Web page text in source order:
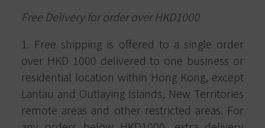
Free Delivery for order over HKD1000
1. Free shipping is offered to a single order
over HKD 1000 delivered to one business or
residential location within Hong Kong, except
Lantau and Outlaying Islands, New Territories
remote areas and other restricted areas. For